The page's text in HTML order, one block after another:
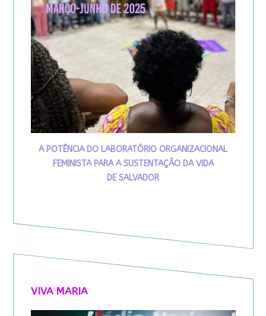
A POTÊNCIA DO LABORATÓRIO ORGANIZACIONAL
FEMINISTA PARA A SUSTENTAÇÃO DA VIDA
DE SALVADOR
VIVA MARIA